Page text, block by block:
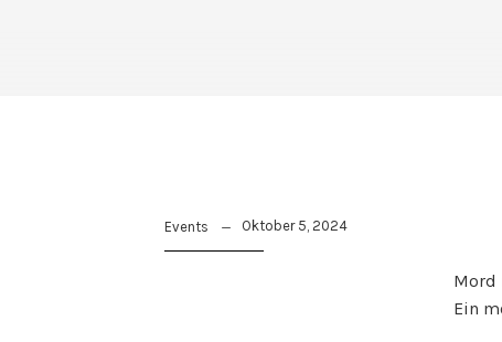
Events Oktober 5, 2024
Mord
Ein